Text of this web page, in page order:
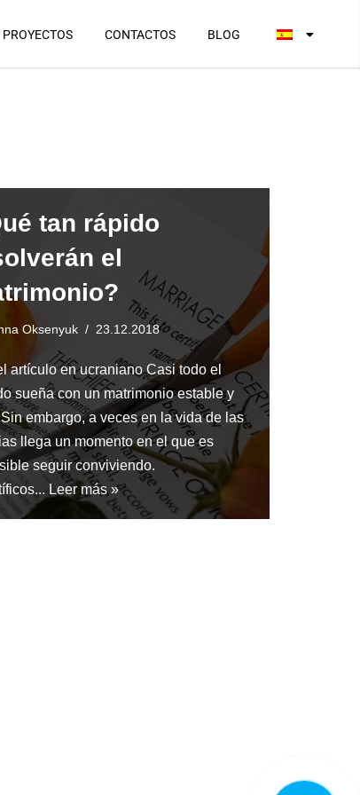
PROYECTOS CONTACTOS BLOG
tan rápido
el
Oksenyuk 23.12.2018
artículo en ucraniano Casi todo el
sueña con un matrimonio estable y
embargo, a veces en la vida de las
llega un momento en el que es
seguir conviviendo.
Leer más »